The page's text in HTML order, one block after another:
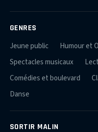
GENRES
Jeune public
Humour et
Spectacles musicaux
Comédies et boulevard
Danse
SORTIR MALIN